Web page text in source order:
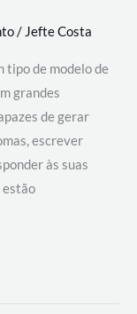
/ Jefte Costa
tipo de modelo de
grandes
de gerar
escrever
às suas
estão